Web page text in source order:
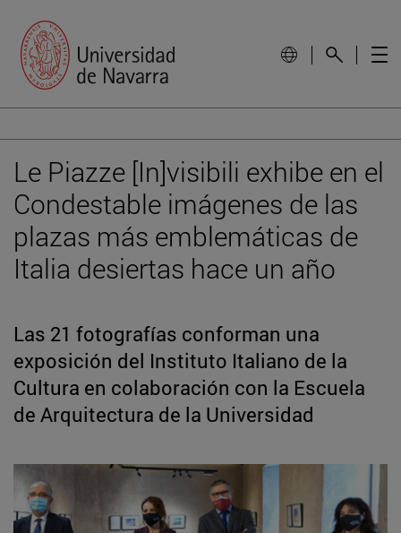
Le Piazze [In]visibili exhibe en el
Condestable imágenes de las
plazas más emblemáticas de
Italia desiertas hace un año
Las 21 fotografías conforman una
exposición del Instituto Italiano de la
Cultura en colaboración con la Escuela
de Arquitectura de la Universidad